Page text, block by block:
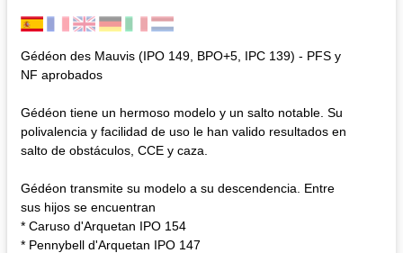
Gédéon des Mauvis (IPO 149, BPO+5, IPC 139) - PFS y
NF aprobados
Gédéon tiene un hermoso modelo y un salto notable. Su
polivalencia y facilidad de uso le han valido resultados en
salto de obstáculos, CCE y caza.
Gédéon transmite su modelo a su descendencia. Entre
sus hijos se encuentran
* Caruso d'Arquetan IPO 154
* Pennybell d'Arquetan IPO 147